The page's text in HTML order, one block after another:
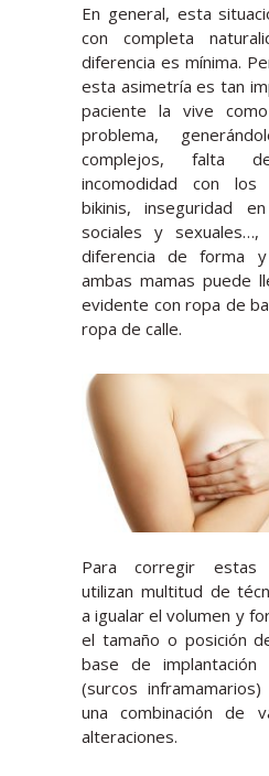
En general, esta
con completa
diferencia es mínima.
esta asimetría es tan
paciente la vive
problema,
complejos, falta
incomodidad con
bikinis, inseguridad
sociales y
diferencia de forma
ambas mamas puede
evidente con ropa de
ropa de calle.
Para corregir estas
utilizan multitud de
a igualar el volumen y
el tamaño o posición
base de
(surcos
una combinación de
alteraciones.